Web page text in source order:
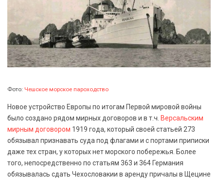
Фото: Чешское морское пароходство
Новое устройство Европы по итогам Первой мировой войны
было создано рядом мирных договоров и в т.ч. Версальским
мирным договором 1919 года, который своей статьей 273
обязывал признавать суда под флагами и с портами приписки
даже тех стран, у которых нет морского побережья. Более
того, непосредственно по статьям 363 и 364 Германия
обязывалась сдать Чехословакии в аренду причалы в Щецине